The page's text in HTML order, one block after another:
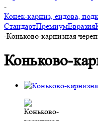
-
Конек-карниз, ендова,
СтандартПремиумЕвразия
-Коньково-карнизная
Коньково-